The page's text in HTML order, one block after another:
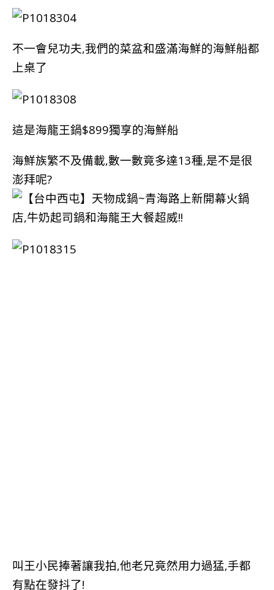
不一會兒功夫,我們的菜盆和盛滿海鮮的海鮮船都
上桌了
這是海龍王鍋$899獨享的海鮮船
海鮮族繁不及備載,數一數竟多達13種,是不是很
澎拜呢?
叫王小民捧著讓我拍,他老兄竟然用力過猛,手都
有點在發抖了!